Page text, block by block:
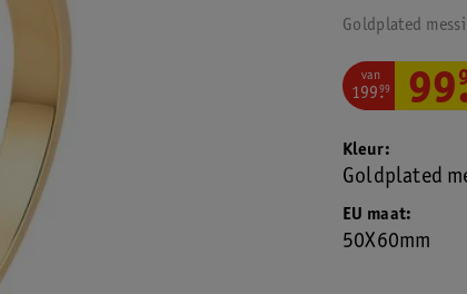
Goldplated
van
199.
99 99
EU maat
50X60mm
Kleur
Goldplated